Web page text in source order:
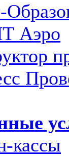
Аэро
кассы